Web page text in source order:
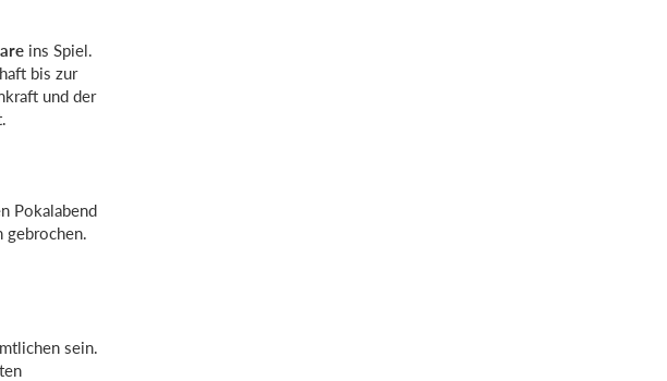
ins Spiel.
bis zur
und der
Pokalabend
gebrochen.
sein.